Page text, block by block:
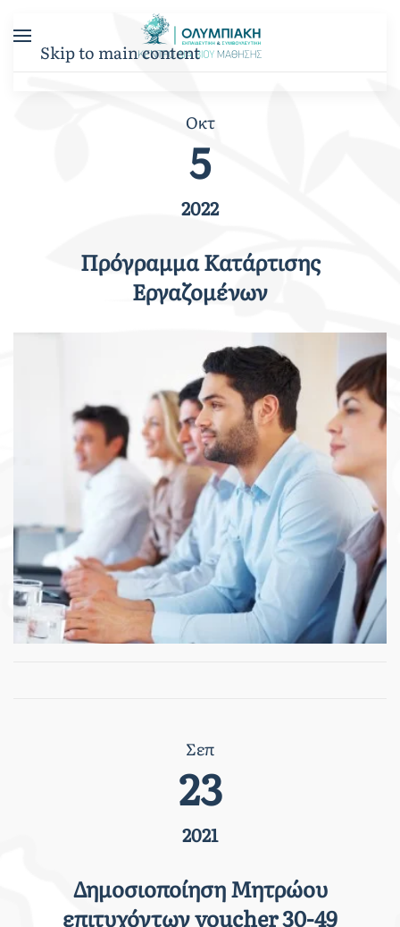
Skip to main content
Οκτ
5
2022
Πρόγραμμα Κατάρτισης
Εργαζομένων
Σεπ
23
2021
Δημοσιοποίηση Μητρώου
επιτυχόντων voucher 30-49